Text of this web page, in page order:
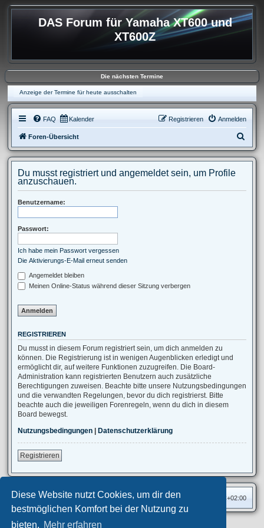
Diese Website nutzt Cookies, um dir den
bestmöglichen Komfort bei der Nutzung zu
bieten. Mehr erfahren
DAS Forum für Yamaha XT600 und
XT600Z
Die nächsten Termine
Anzeige der Termine für heute ausschalten
FAQ Kalender Anmelden
Registrieren
Foren-Übersicht
u
e
Du musst registriert und angemeldet sein, um Profile
anzuschauen.
Benutzername:
Passwort:
Ich habe mein Passwort vergessen
Die Aktivierungs-E-Mail erneut senden
Angemeldet bleiben
Meinen Online-Status während dieser Sitzung verbergen
REGISTRIEREN
Du musst in diesem Forum registriert sein, um dich anmelden zu
können. Die Registrierung ist in wenigen Augenblicken erledigt und
ermöglicht dir, auf weitere Funktionen zuzugreifen. Die Board-
Administration kann registrierten Benutzern auch zusätzliche
Berechtigungen zuweisen. Beachte bitte unsere Nutzungsbedingungen
und die verwandten Regelungen, bevor du dich registrierst. Bitte
beachte auch die jeweiligen Forenregeln, wenn du dich in diesem
Board bewegst.
Nutzungsbedingungen | Datenschutzerklärung
Registrieren
Foren-Übersicht Alle Zeiten sind UTC+02:00